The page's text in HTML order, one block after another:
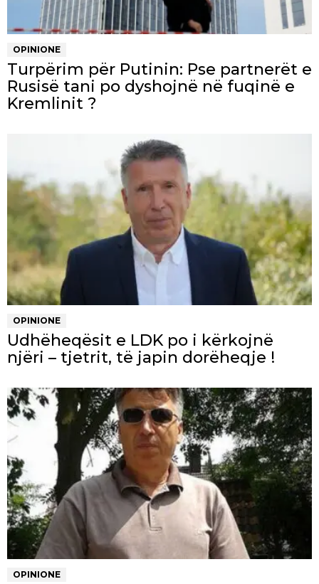
OPINIONE
Turpërim për Putinin: Pse partnerët e
Rusisë tani po dyshojnë në fuqinë e
Kremlinit ?
OPINIONE
Udhëheqësit e LDK po i kërkojnë
njëri – tjetrit, të japin dorëheqje !
OPINIONE